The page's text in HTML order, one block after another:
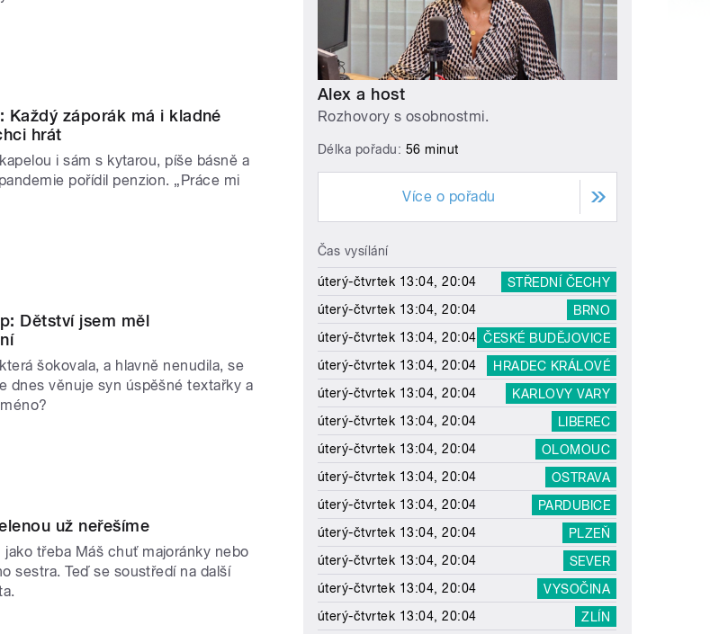
Každý záporák má i kladné
hrát
i sám s kytarou, píše básně a
pořídil penzion. „Práce mi
Dětství jsem měl
šokovala, a hlavně nenudila, se
dnes věnuje syn úspěšné textařky a
už neřešíme
třeba Máš chuť majoránky nebo
sestra. Teď se soustředí na další
Alex a host
Rozhovory s osobnostmi.
Délka pořadu: 56 minut
Více o pořadu
Čas vysílání
úterý-čtvrtek 13:04, 20:04
STŘEDNÍ ČECHY
úterý-čtvrtek 13:04, 20:04
BRNO
úterý-čtvrtek 13:04, 20:04 ČESKÉ BUDĚJOVICE
úterý-čtvrtek 13:04, 20:04
HRADEC KRÁLOVÉ
úterý-čtvrtek 13:04, 20:04
KARLOVY VARY
úterý-čtvrtek 13:04, 20:04
LIBEREC
úterý-čtvrtek 13:04, 20:04
OLOMOUC
úterý-čtvrtek 13:04, 20:04
OSTRAVA
úterý-čtvrtek 13:04, 20:04
PARDUBICE
úterý-čtvrtek 13:04, 20:04
PLZEŇ
úterý-čtvrtek 13:04, 20:04
SEVER
úterý-čtvrtek 13:04, 20:04
VYSOČINA
úterý-čtvrtek 13:04, 20:04
ZLÍN